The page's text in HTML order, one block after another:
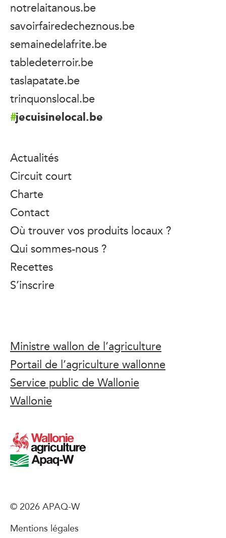
notrelaitanous.be
savoirfairedecheznous.be
semainedelafrite.be
tabledeterroir.be
taslapatate.be
trinquonslocal.be
jecuisinelocal.be
Actualités
Circuit court
Charte
Contact
Où trouver vos produits locaux ?
Qui sommes-nous ?
Recettes
S’inscrire
Ministre wallon de l’agriculture
Portail de l’agriculture wallonne
Service public de Wallonie
Wallonie
© 2026 APAQ-W
Mentions légales